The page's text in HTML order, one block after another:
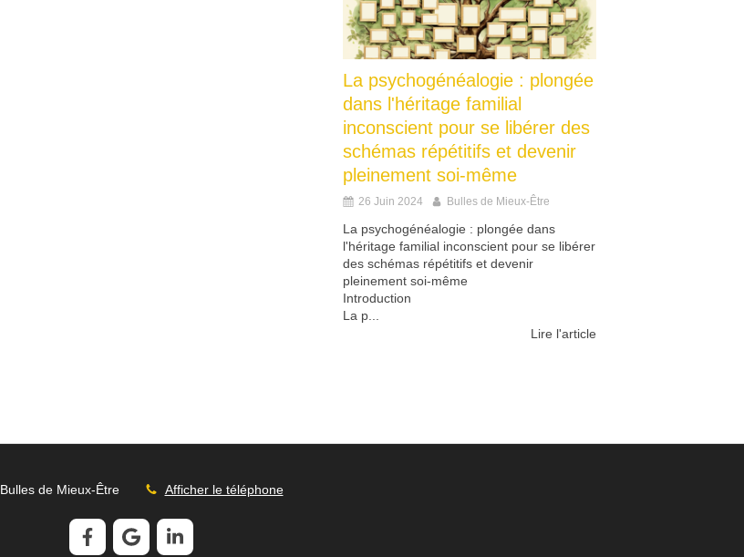
La psychogénéalogie : plongée
dans l'héritage familial
inconscient pour se libérer des
schémas répétitifs et devenir
pleinement soi-même
26 Juin 2024 Bulles de Mieux-Être
La psychogénéalogie : plongée dans
l'héritage familial inconscient pour se libérer
des schémas répétitifs et devenir
pleinement soi-même
Introduction
La p...
Lire l'article
Bulles de Mieux-Être Afficher le téléphone